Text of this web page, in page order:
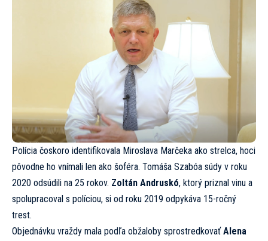
Polícia čoskoro identifikovala Miroslava Marčeka ako strelca, hoci
pôvodne ho vnímali len ako šoféra. Tomáša Szabóa súdy v roku
2020 odsúdili na 25 rokov. Zoltán Andruskó, ktorý priznal vinu a
spolupracoval s políciou, si od roku 2019 odpykáva 15-ročný
trest.
Objednávku vraždy mala podľa obžaloby sprostredkovaťAlena